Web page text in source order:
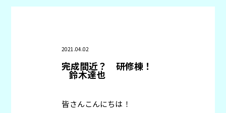
2021.04.02
完成間近？ 研修棟！
鈴木達也
皆さんこんにちは！